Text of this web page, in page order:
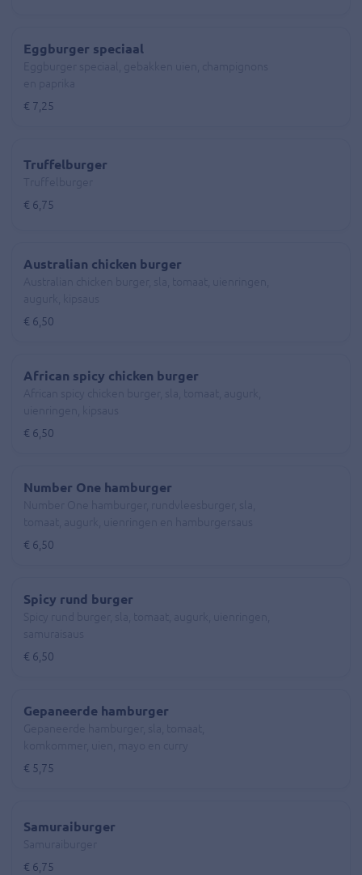
Eggburger speciaal
€ 7,25
Truffelburger
€ 6,75
Australian chicken burger
€ 6,50
African spicy chicken burger
€ 6,50
Number One hamburger
€ 6,50
Spicy rund burger
€ 6,50
Gepaneerde hamburger
€ 5,75
Samuraiburger
€ 6,75